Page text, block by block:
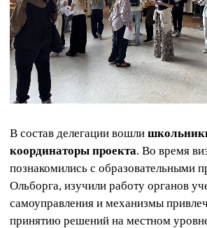
В состав делегации вошли
координаторы проекта. Во время
познакомились с образовательными
Ольборга, изучили работу органов
самоуправления и механизмы
принятию решений на местном